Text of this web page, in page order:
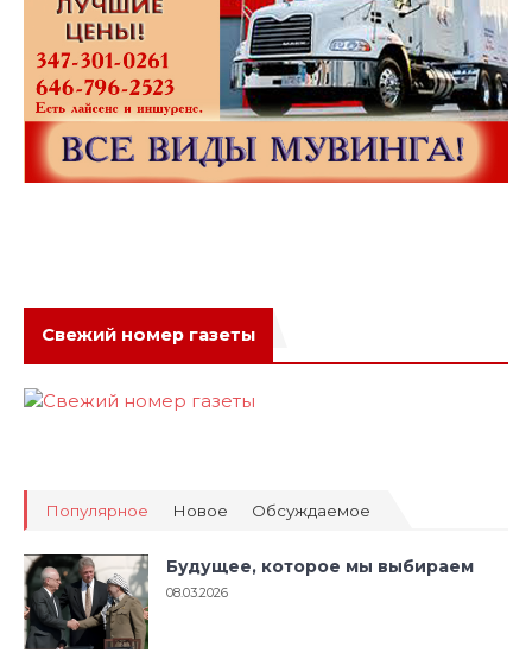
Свежий номер газеты
Популярное Новое Обсуждаемое
Будущее, которое мы выбираем
08.03.2026